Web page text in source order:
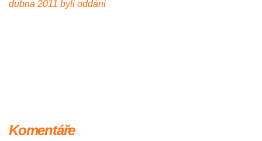
dubna 2011 byli oddáni
Komentáře